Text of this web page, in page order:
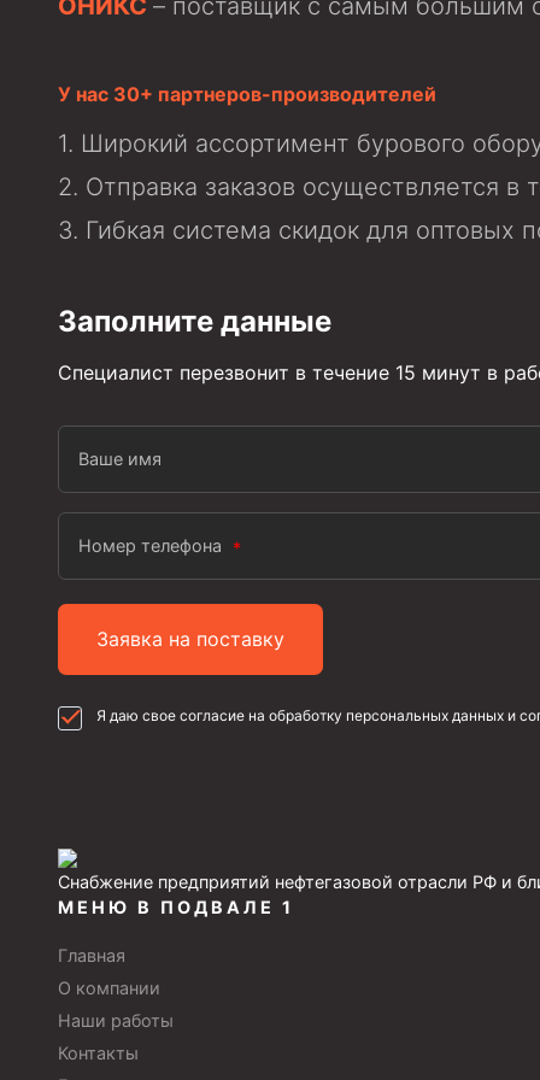
Противовыбросовое оборудование
Системы верхнего привода (СВП)
Элеваторы трубные
Буровые установки
Технологическая оснастка обсадных колонн
Головки цементировочные универсальные
Устройство экранирующее для
Турбулизаторы типа ЦТ
Разъединители резьбовые РР
Переводники
Кольца ограничительные ПЦ и ЦЦ
Клапаны обратные
Скребки корончатые СК и тросовые СТ
Центраторы колонные
Герметизаторы устьевые
Башмаки колонные
ОНИКС – поставщик с самым большим
У нас 30+ партнеров-производителей
Широкий ассортимент бурового
Отправка заказов осуществляется в
Гибкая система скидок для оптовых
Заполните данные
Специалист перезвонит в течение 15 минут в
Ваше имя
Номер телефона
Заявка на поставку
Я даю свое согласие на обработку персональных данных и
Снабжение предприятий нефтегазовой отрасли РФ и
МЕНЮ В ПОДВАЛЕ 1
Главная
О компании
Наши работы
Контакты